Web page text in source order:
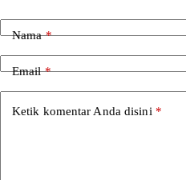
Nama*
Email*
Ketik komentar Anda disini *